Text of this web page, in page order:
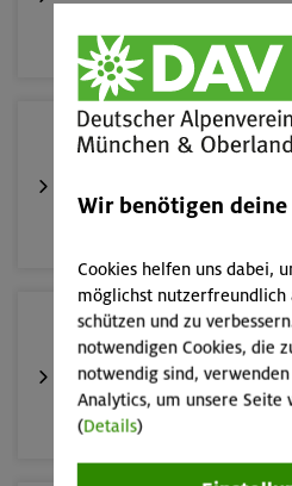
München
17./18./19.08.26
16.08.26
Schnupperkletterkurs indoor
München
Wir benötigen
Cookies helfen uns dabei,
möglichst nutzerfreundlich
schützen und zu
notwendigen Cookies, die
notwendig sind,
Analytics, um unsere
(Details)